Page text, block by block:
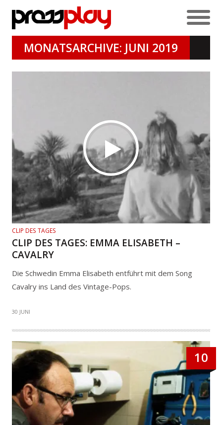
MONATSARCHIVE: JUNI 2019
CLIP DES TAGES
CLIP DES TAGES: EMMA ELISABETH –
CAVALRY
Die Schwedin Emma Elisabeth entführt mit dem Song
Cavalry ins Land des Vintage-Pops.
30 JUNI
10